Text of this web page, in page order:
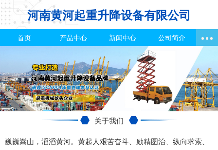
河南黄河起重升降设备有限公司
首页 产品中心 新闻中心 公司简介
关于我们
巍巍嵩山，滔滔黄河。黄起人艰苦奋斗、励精图治、纵向求索、